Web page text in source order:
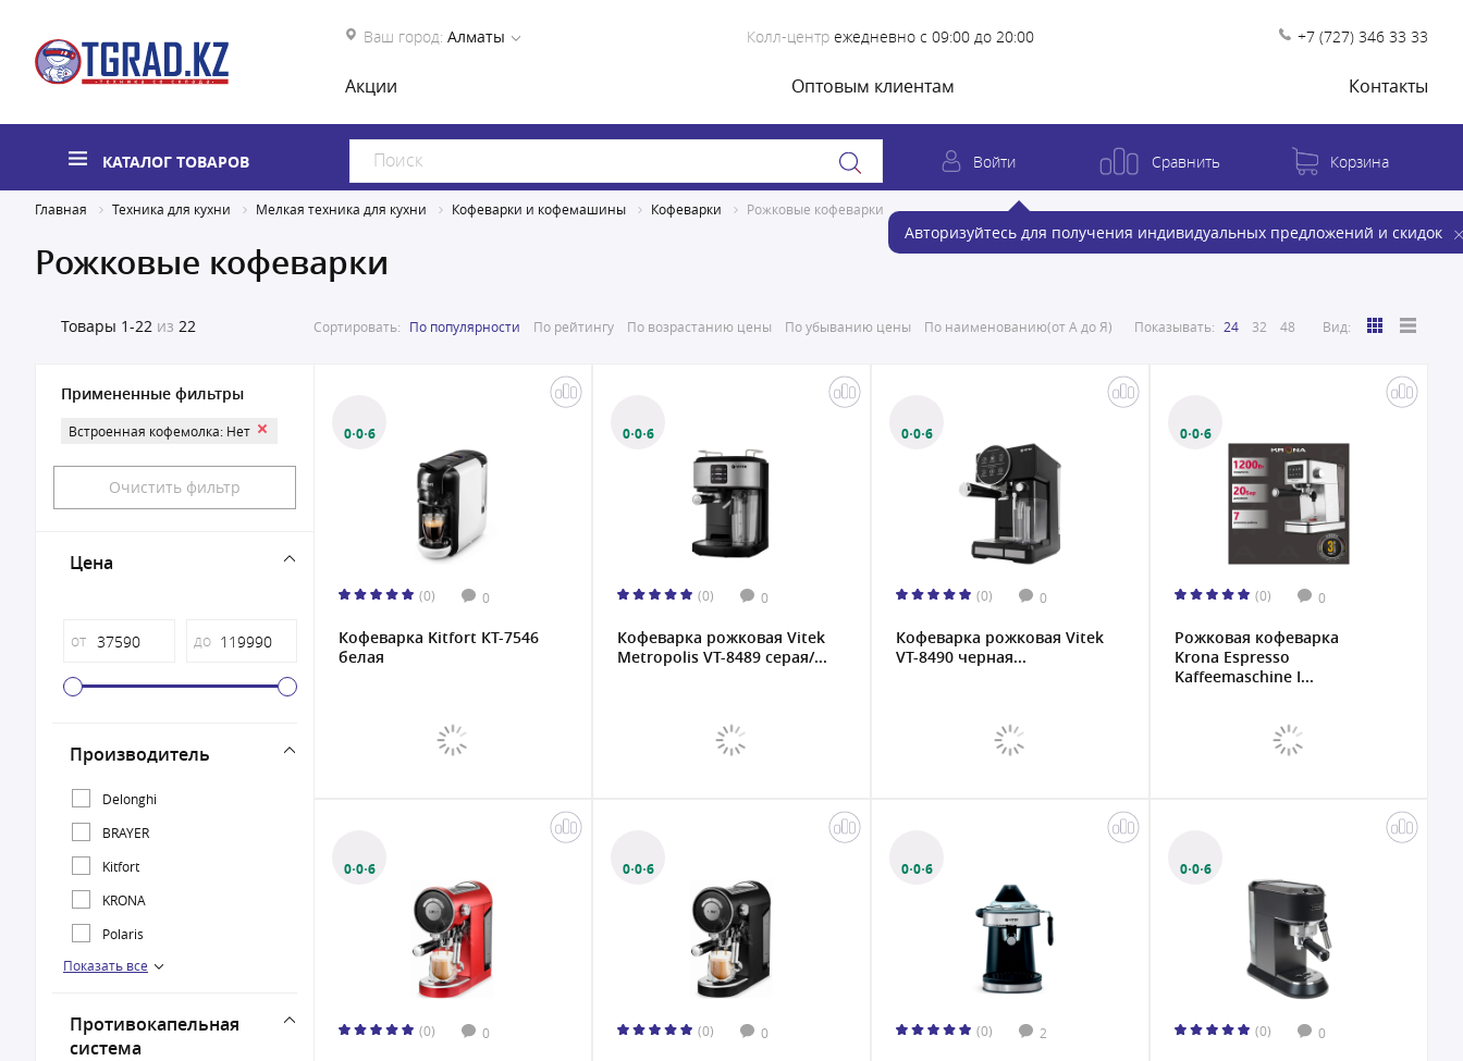
Ваш город: Алматы Колл-центр ежедневно с 09:00 до 20:00 +7 (727) 346 33 33
Акции Оптовым клиентам Контакты
КАТАЛОГ ТОВАРОВ Войти
Авторизуйтесь для получения индивидуальных предложений и скидок
Сравнить Корзина
Главная Техника для кухни Мелкая техника для кухни Кофеварки и кофемашины Кофеварки Рожковые кофеварки
Рожковые кофеварки
Товары 1-22 из 22 Сортировать: По популярности По рейтингу По возрастанию цены По убыванию цены По наименованию(от А до Я) Показывать: 24 32 48 Вид:
Примененные фильтры
Встроенная кофемолка: Нет
Очистить фильтр
Цена
от до
Производитель
Delonghi
BRAYER
Kitfort
KRONA
Polaris
Vitek
Показать все
Противокапельная
система
0·0·6
(0) 0
Кофеварка Kitfort КТ-7546
белая
0·0·6
(0) 0
Кофеварка рожковая Vitek
Metropolis VT-8489 серая/...
0·0·6
(0) 0
Кофеварка рожковая Vitek
VT-8490 черная...
0·0·6
(0) 0
Рожковая кофеварка
Krona Espresso
Kaffeemaschine I...
0·0·6
(0) 0
0·0·6
(0) 0
0·0·6
(0) 2
0·0·6
(0) 0